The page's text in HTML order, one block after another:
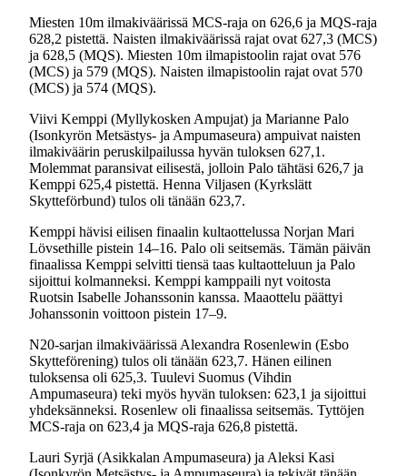
Miesten 10m ilmakiväärissä MCS-raja on 626,6 ja MQS-raja
628,2 pistettä. Naisten ilmakiväärissä rajat ovat 627,3 (MCS)
ja 628,5 (MQS). Miesten 10m ilmapistoolin rajat ovat 576
(MCS) ja 579 (MQS). Naisten ilmapistoolin rajat ovat 570
(MCS) ja 574 (MQS).
Viivi Kemppi (Myllykosken Ampujat) ja Marianne Palo
(Isonkyrön Metsästys- ja Ampumaseura) ampuivat naisten
ilmakiväärin peruskilpailussa hyvän tuloksen 627,1.
Molemmat paransivat eilisestä, jolloin Palo tähtäsi 626,7 ja
Kemppi 625,4 pistettä. Henna Viljasen (Kyrkslätt
Skytteförbund) tulos oli tänään 623,7.
Kemppi hävisi eilisen finaalin kultaottelussa Norjan Mari
Lövsethille pistein 14–16. Palo oli seitsemäs. Tämän päivän
finaalissa Kemppi selvitti tiensä taas kultaotteluun ja Palo
sijoittui kolmanneksi. Kemppi kamppaili nyt voitosta
Ruotsin Isabelle Johanssonin kanssa. Maaottelu päättyi
Johanssonin voittoon pistein 17–9.
N20-sarjan ilmakiväärissä Alexandra Rosenlewin (Esbo
Skytteförening) tulos oli tänään 623,7. Hänen eilinen
tuloksensa oli 625,3. Tuulevi Suomus (Vihdin
Ampumaseura) teki myös hyvän tuloksen: 623,1 ja sijoittui
yhdeksänneksi. Rosenlew oli finaalissa seitsemäs. Tyttöjen
MCS-raja on 623,4 ja MQS-raja 626,8 pistettä.
Lauri Syrjä (Asikkalan Ampumaseura) ja Aleksi Kasi